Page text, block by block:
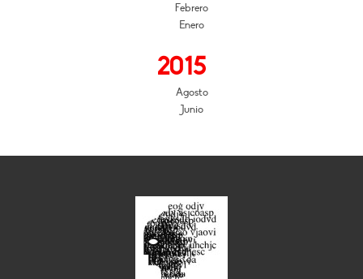
Febrero
Enero
2015
Agosto
Junio